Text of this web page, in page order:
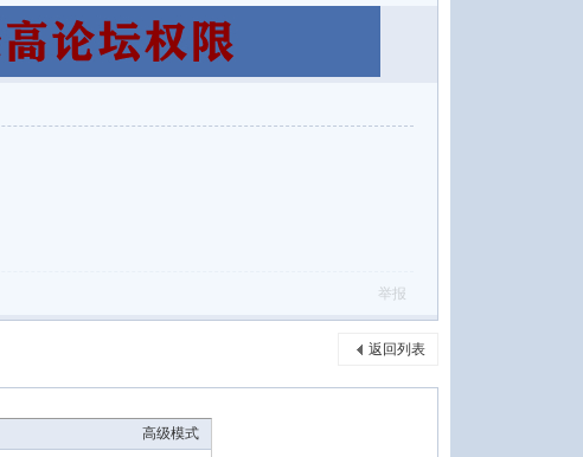
举报
返回列表
高级模式